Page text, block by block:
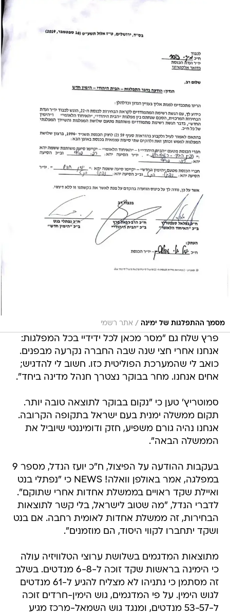
מסמך ההתפלגות של ימינה / אתר רשמי
פרץ שלח גם "מסר מכאן לכל ידידיי בכל המפלגות:
אנחנו אחרי חצי שנה שבה החברה נקרעה מבפנים.
כואב לי שהמערכת הפוליטית כזו. חשוב לי להדגיש;
אחים אנחנו. מחר בבוקר נצטרך חנהל מדינה ביחד".
סמוטריץ' טען כי "נקום בבוקר לתוצאה טובה יותר.
תקום ממשלה ימנית בעם ישראל בתקופה הקרובה.
אנחנו נהיה גורם משפיע, חזק ודומיננטי שיוביל את
הממשלה הבאה".
בעקבות ההודעה על הפיצול, ח"כ יועז הנדל, מספר 9
במפלגה, אמר באולפן וואלה! NEWS כי "נפתלי בנט
ואיילת שקד ראויים בממשלת אחדות אחרי שתוקם".
לדברי הנדל, "מה שטוב לישראל, בלי קשר לתוצאות
הבחירות, זה ממשלת אחדות לאומית רחבה. אם בנט
ושקד יתחברו לקווי היסוד, הם מוזמנים".
מתוצאות המדגמים בשלושת ערוצי הטלוויזיה עולה
כי הימינה בראשות שקד זוכה ל-6-8 מנדטים. בשלב
זה מסתמן כי נתניהו לא מצליח להגיע ל-61 מנדטים
לגוש הימין. על פי המדגמים, גוש הימין-חרדים זוכה
ל-53-57 מנדטים, ומנגד גוש השמאל-מרכז מגיע